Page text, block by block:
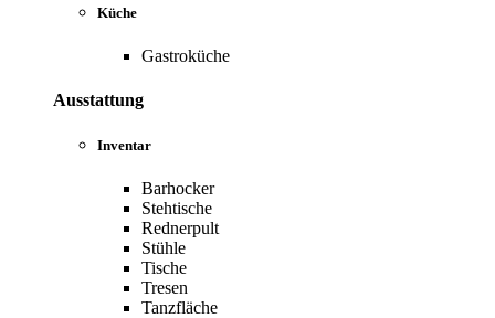
Küche
Gastroküche
Ausstattung
Inventar
Barhocker
Stehtische
Rednerpult
Stühle
Tische
Tresen
Tanzfläche